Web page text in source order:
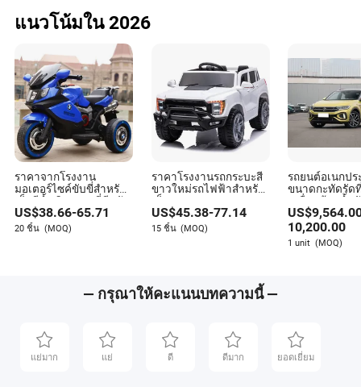
ข้อเสนอการตลาดแบบพันธมิตรมีศักยภาพที่น่าทึ่งสำหรับ
เว็บไซต์รวบรวมอีคอมเมิร์ซ โดยการเลือกเครือข่ายพันธมิตร
ที่เหมาะสม ปรับเนื้อหาให้เหมาะสม ติดตามประสิทธิภาพ และ
สร้างความไว้วางใจ คุณสามารถเปลี่ยนเว็บไซต์ของคุณให้
เป็นเครื่องสร้างรายได้
กลยุทธ์เหล่านี้ไม่เพียงช่วยให้คุณเพิ่มยอดขายจากพันธมิตร
เท่านั้น แต่ยังช่วยเพิ่มประสิทธิภาพ SEO โดยรวม
ประสบการณ์ของผู้ใช้ และอำนาจของแบรนด์อีกด้วย กุญแจ
สำคัญคือการเริ่มต้นเล็กๆ วัดผลสิ่งที่ได้ผล และขยายอย่าง
ชาญฉลาดตามข้อมูลจริง
หากคุณพร้อมที่จะยกระดับการตลาดแบบพันธมิตรไปอีกขั้น
ให้เริ่มต้นด้วยการตรวจสอบการตั้งค่าปัจจุบันของคุณ และใช้
กลยุทธ์หนึ่งหรือสองกลยุทธ์จากบล็อกนี้ เมื่อเวลาผ่านไป ผู้
แนวโน้มใน 2026
ราคาจากโรงงาน
มอเตอร์ไซค์ขับขี่สำหรับ
เด็กสีน้ำเงิน 12V ที่มีพลัง
สูงสุด
US$38.66-65.71
20 ชิ้น (MOQ)
ราคาโรงงานรถกระบะสี
ขาวใหม่รถไฟฟ้าสำหรับ
เด็ก
US$45.38-77.14
15 ชิ้น (MOQ)
รถยนต์อเนกปร
ขนาดกะทัดรัด
เคลื่อนด้วยน้ำ
รถยนต์วีดับเบิ
US$
10,200.00
1 unit (MOQ)
— กรุณาให้คะแนนบทความนี้ —
แย่มาก แย่ ดี ดีมาก ยอดเยี่ยม